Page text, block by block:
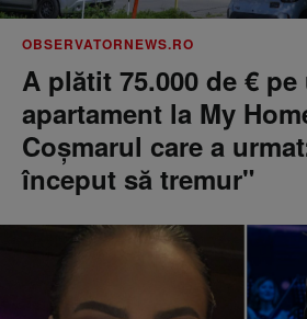
OBSERVATORNEWS.RO
A plătit 75.000 de € pe
apartament la My
Coşmarul care a
început să tremur"